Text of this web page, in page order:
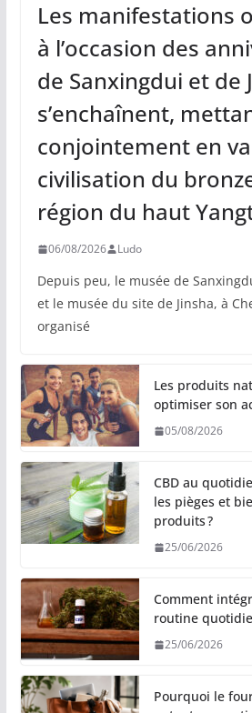
Les manifestations
à l’occasion des
de Sanxingdui et de
s’enchaînent,
conjointement en
civilisation du
région du haut
06/08/2026 Ludo
Depuis peu, le musée de
et le musée du site de Jinsha, à
organisé
Les produits
optimiser son
05/08/2026
CBD au
les pièges et
produits ?
25/06/2026
Comment
routine
25/06/2026
Pourquoi le